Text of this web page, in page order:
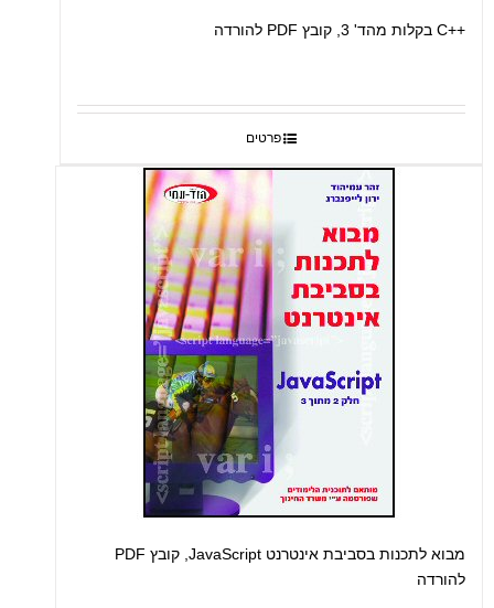
++C בקלות מהד' 3, קובץ PDF להורדה
פרטים
מבוא לתכנות בסביבת אינטרנט JavaScript, קובץ PDF
להורדה